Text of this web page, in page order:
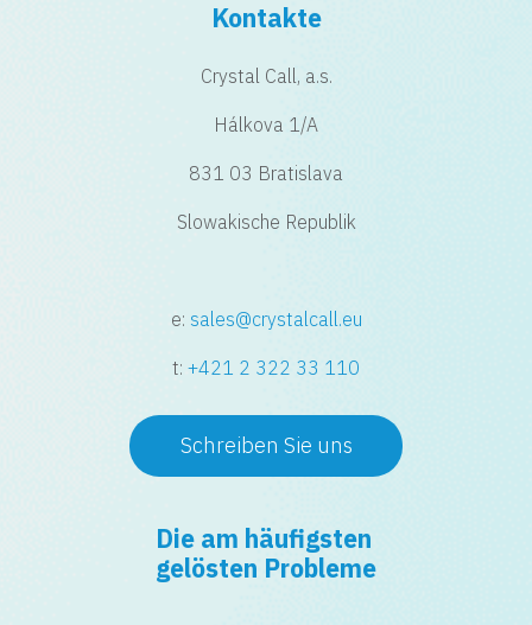
Kontakte
Crystal Call, a.s.
Hálkova 1/A
831 03 Bratislava
Slowakische Republik
e: sales@crystalcall.eu
t: +421 2 322 33 110
Schreiben Sie uns
Die am häufigsten
gelösten Probleme